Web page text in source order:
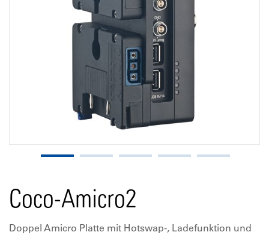
Coco-Amicro2
Doppel Amicro Platte mit Hotswap-, Ladefunktion und